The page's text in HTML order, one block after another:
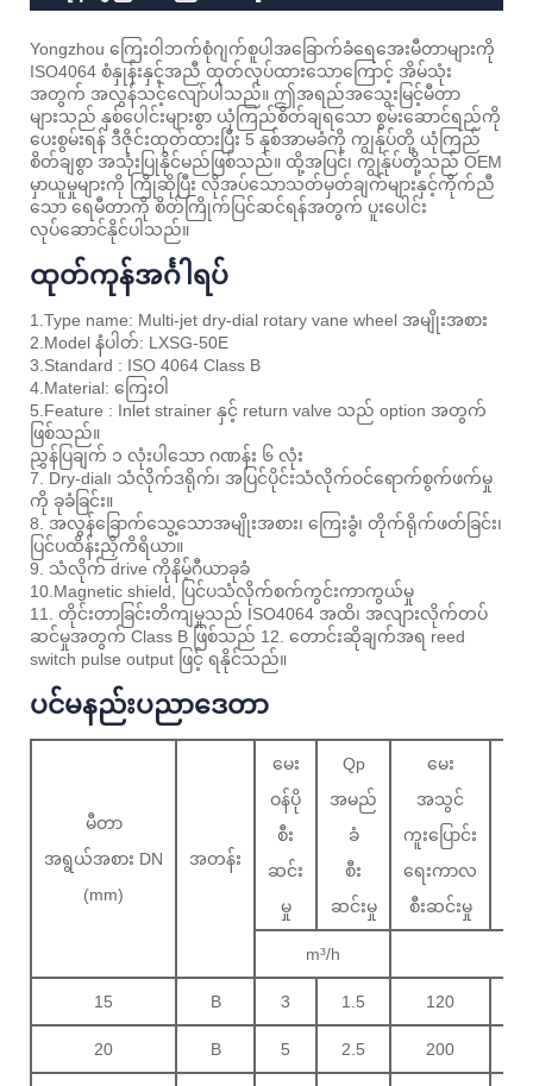
Yongzhou ကြေးဝါဘက်စုံဂျက်စူပါအခြောက်ခံရေအေးမီတာများကို
ISO4064 စံနှုန်းနှင့်အညီ ထုတ်လုပ်ထားသောကြောင့် အိမ်သုံး
အတွက် အလွန်သင့်လျော်ပါသည်။ ဤအရည်အသွေးမြင့်မီတာ
များသည် နှစ်ပေါင်းများစွာ ယုံကြည်စိတ်ချရသော စွမ်းဆောင်ရည်ကို
ပေးစွမ်းရန် ဒီဇိုင်းထုတ်ထားပြီး 5 နှစ်အာမခံကို ကျွန်ုပ်တို့ ယုံကြည်
စိတ်ချစွာ အသုံးပြုနိုင်မည်ဖြစ်သည်။ ထို့အပြင်၊ ကျွန်ုပ်တို့သည် OEM
မှာယူမှုများကို ကြိုဆိုပြီး လိုအပ်သောသတ်မှတ်ချက်များနှင့်ကိုက်ညီ
သော ရေမီတာကို စိတ်ကြိုက်ပြင်ဆင်ရန်အတွက် ပူးပေါင်း
လုပ်ဆောင်နိုင်ပါသည်။
ထုတ်ကုန်အင်္ဂါရပ်
1.Type name: Multi-jet dry-dial rotary vane wheel အမျိုးအစား
2.Model နံပါတ်: LXSG-50E
3.Standard : ISO 4064 Class B
4.Material: ကြေးဝါ
5.Feature : Inlet strainer နှင့် return valve သည် option အတွက်
ဖြစ်သည်။
ညွှန်ပြချက် ၁ လုံးပါသော ဂဏန်း ၆ လုံး
7. Dry-dial၊ သံလိုက်ဒရိုက်၊ အပြင်ပိုင်းသံလိုက်ဝင်ရောက်စွက်ဖက်မှု
ကို ခုခံခြင်း။
8. အလွန်ခြောက်သွေ့သောအမျိုးအစား၊ ကြေးခွံ၊ တိုက်ရိုက်ဖတ်ခြင်း၊
ပြင်ပထိန်းညှိကိရိယာ။
9. သံလိုက် drive ကိုနိမ့်ဂီယာခုခံ
10.Magnetic shield, ပြင်ပသံလိုက်စက်ကွင်းကာကွယ်မှု
11. တိုင်းတာခြင်းတိကျမှုသည် ISO4064 အထိ၊ အလျားလိုက်တပ်
ဆင်မှုအတွက် Class B ဖြစ်သည် 12. တောင်းဆိုချက်အရ reed
switch pulse output ဖြင့် ရနိုင်သည်။
ပင်မနည်းပညာဒေတာ
မီတာ
အရွယ်အစား DN
(mm)
အတန်း
မေး
ဝန်ပို
စီး
ဆင်း
မှု
Qp
အမည်
ခံ
စီး
ဆင်းမှု
မေး
အသွင်
ကူးပြောင်း
ရေးကာလ
စီးဆင်းမှု
m³/h
15 B 3 1.5 120
20 B 5 2.5 200